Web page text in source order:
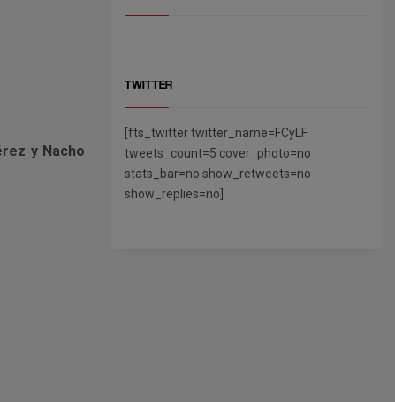
y Nacho
TWITTER
[fts_twitter twitter_name=FCyLF
tweets_count=5 cover_photo=no
stats_bar=no show_retweets=no
show_replies=no]